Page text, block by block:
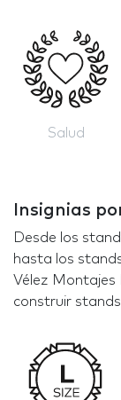
Salud
Insignias
Desde los
hasta los
Vélez Montajes
construir